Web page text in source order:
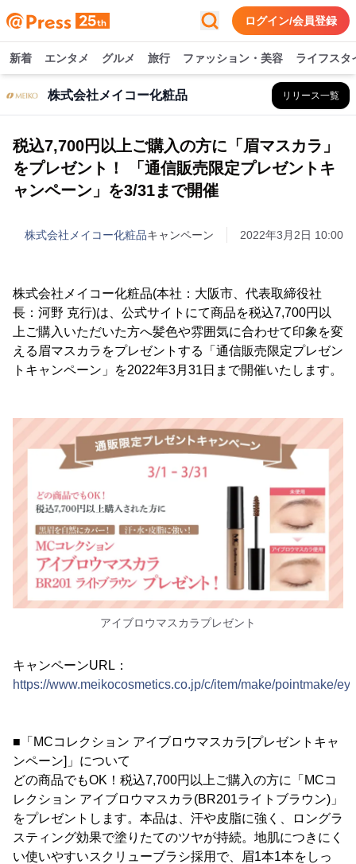
ログイン/会員登録
新着 エンタメ グルメ 旅行 ファッション・美容 ライフスタ
株式会社メイコー化粧品 リリース一覧
税込7,700円以上ご購入の方に「眉マスカラ」
をプレゼント！ 「通信販売限定プレゼントキ
ャンペーン」を3/31まで開催
株式会社メイコー化粧品キャンペーン 2022年3月2日 10:00
株式会社メイコー化粧品(本社：大阪市、代表取締役社
長：河野 克行)は、公式サイトにて商品を税込7,700円以
上ご購入いただいた方へ髪色や雰囲気に合わせて印象を変
える眉マスカラをプレゼントする「通信販売限定プレゼン
トキャンペーン」を2022年3月31日まで開催いたします。
アイブロウマスカラプレゼント
キャンペーンURL：
https://www.meikocosmetics.co.jp/c/item/make/pointmake/
■「MCコレクション アイブロウマスカラ[プレゼントキャ
ンペーン]」について
どの商品でもOK！税込7,700円以上ご購入の方に「MCコ
レクション アイブロウマスカラ(BR201ライトブラウン)」
をプレゼントします。本品は、汗や皮脂に強く、ロングラ
スティング効果で塗りたてのツヤが持続。地肌につきにく
い使いやすいスクリューブラシ採用で、眉1本1本をしっ